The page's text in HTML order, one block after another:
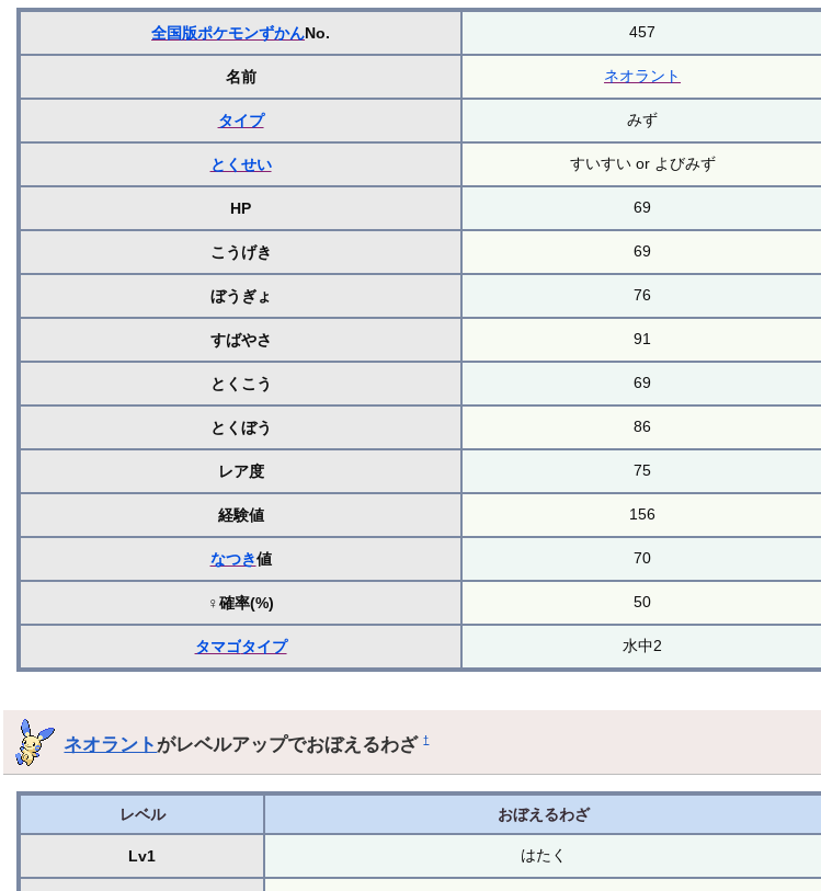
全国版ポケモンずかんNo. 457
名前 ネオラント
タイプ みず
とくせい すいすい or よびみず
HP 69
こうげき 69
ぼうぎょ 76
すばやさ 91
とくこう 69
とくぼう 86
レア度 75
経験値 156
なつき値 70
♀確率(%) 50
タマゴタイプ 水中2
ネオラントがレベルアップでおぼえるわざ†
レベル おぼえるわざ
Lv1 はたく